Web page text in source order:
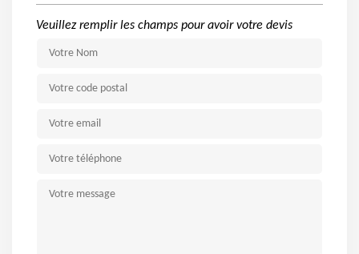
Veuillez remplir les champs pour avoir votre devis